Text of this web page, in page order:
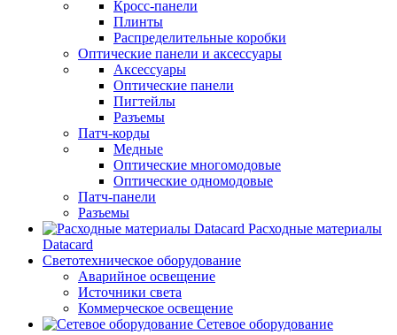
Кросс-панели
Плинты
Распределительные коробки
Оптические панели и аксессуары
Аксессуары
Оптические панели
Пигтейлы
Разъемы
Патч-корды
Медные
Оптические многомодовые
Оптические одномодовые
Патч-панели
Разъемы
Расходные материалы
Datacard
Светотехническое оборудование
Аварийное освещение
Источники света
Коммерческое освещение
Сетевое оборудование